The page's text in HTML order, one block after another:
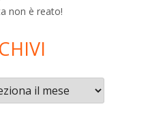
non è reato!